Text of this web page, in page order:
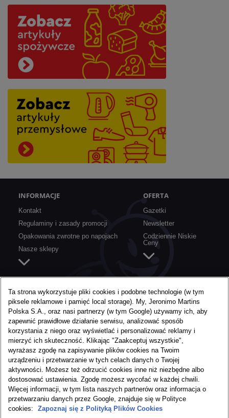
Szukaj
Najbliższy:
INFORMACJE
Kontakt
Regulaminy i zasady promocji
Opakowania zwrotne po napojach
Nasze sklepy
OFERTA
Gazetki
Newsletter
Codziennie Niskie
Ceny
SZYBKIE LINKI
Aplikacja mobilna
Karta Moja Biedronka
Konkursy i akcje specjalne
Nie marnujemy żywności
O BIEDRONCE
O nas
Media
Praca w Biedronce
Ta strona wykorzystuje pliki cookies i podobne technologie (w tym
piksele reklamowe i pamięć local storage). My, Jeronimo Martins
Polska S.A., oraz nasi partnerzy (w tym Google) używamy ich, aby
zapewnić prawidłowe działanie serwisu, analizować sposób
korzystania z niego oraz wyświetlać i personalizować reklamy i
mierzyć ich skuteczność. Klikając "Zaakceptuj wszystkie",
wyrażasz zgodę na zapisywanie plików cookies na Twoim
urządzeniu i przetwarzanie w tych celach danych o Twojej
aktywności. Możesz też odrzucić cookies inne niż niezbędne albo
dostosować ustawienia. Zgodę możesz wycofać w każdej chwili.
Więcej informacji, w tym lista naszych partnerów oraz informacja o
przetwarzaniu danych przez Google, znajduje się w Polityce
cookies:
Zapoznaj się z Polityką Plików Cookies